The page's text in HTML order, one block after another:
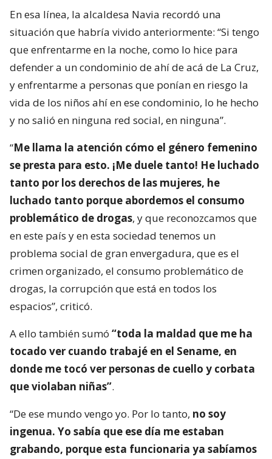
En esa línea, la alcaldesa Navia recordó una
situación que habría vivido anteriormente: “Si tengo
que enfrentarme en la noche, como lo hice para
defender a un condominio de ahí de acá de La Cruz,
y enfrentarme a personas que ponían en riesgo la
vida de los niños ahí en ese condominio, lo he hecho
y no salió en ninguna red social, en ninguna”.
“Me llama la atención cómo el género femenino
se presta para esto. ¡Me duele tanto! He luchado
tanto por los derechos de las mujeres, he
luchado tanto porque abordemos el consumo
problemático de drogas, y que reconozcamos que
en este país y en esta sociedad tenemos un
problema social de gran envergadura, que es el
crimen organizado, el consumo problemático de
drogas, la corrupción que está en todos los
espacios”, criticó.
A ello también sumó “toda la maldad que me ha
tocado ver cuando trabajé en el Sename, en
donde me tocó ver personas de cuello y corbata
que violaban niñas”.
“De ese mundo vengo yo. Por lo tanto, no soy
ingenua. Yo sabía que ese día me estaban
grabando, porque esta funcionaria ya sabíamos